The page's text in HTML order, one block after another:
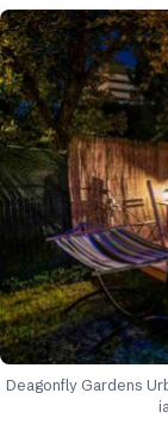
Deagonfly Gardens